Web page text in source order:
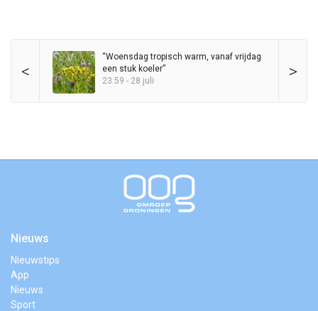
< >
“Woensdag tropisch warm, vanaf vrijdag
een stuk koeler”
23:59 - 28 juli
Nieuws
Nieuwstips
App
Nieuws
Sport